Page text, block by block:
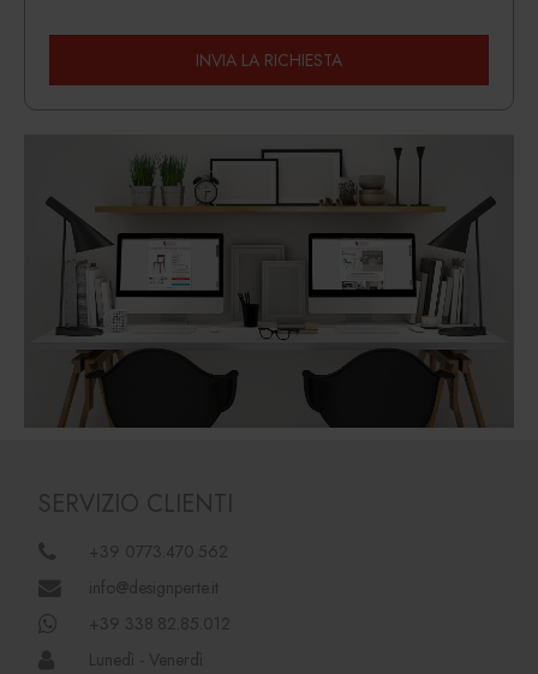
INVIA LA RICHIESTA
SERVIZIO CLIENTI
+39 0773.470.562
info@designperte.it
+39 338.82.85.012
Lunedì - Venerdì